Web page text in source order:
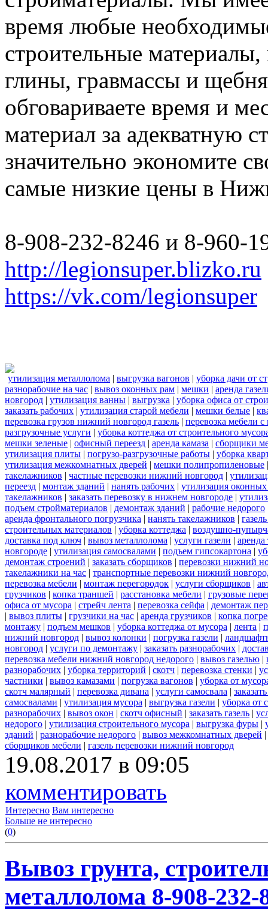
время любые
строительные материалы,
глины, гравмассы и
обговариваете время и
материал за адекватную
значительно экономите
самые низкие цены в
8-908-232-8246 и 8-960-
http://legionsuper.blizko.ru
https://vk.com/legionsuper
утилизация металлолома | выгрузка вагонов | уборка дачи от
разнорабочие на час | вывоз оконных рам | мешки | аренда
новгород | утилизация ванны | выгрузка | уборка офиса от
заказать рабочих | утилизация старой мебели | мешки белые |
перевозка грузов нижний новгород газель | перевозка мебели
разгрузочные услуги | уборка коттеджа от строительного
мешки зеленые | офисный переезд | аренда камаза | сборщики
утилизация плиты | погрузо-разгрузочные работы | уборка
утилизация межкомнатных дверей | мешки полипропиленовые
такелажников | частные перевозки нижний новгород |
переезд | монтаж зданий | нанять рабочих | утилизация
такелажников | заказать перевозку в нижнем новгороде |
подъем стройматериалов | демонтаж зданий | рабочие недорого
аренда фронтального погрузчика | нанять такелажников |
строительных материалов | уборка коттеджа | воздушно-
доставка под ключ | вывоз металлолома | услуги газели | аренда
новгороде | утилизация самосвалами | подъем гипсокартона |
демонтаж строений | заказать сборщиков | перевозки нижний
такелажники на час | транспортные перевозки нижний
перевозка мебели | монтаж перегородок | услуги сборщиков |
грузчиков | копка траншей | расстановка мебели | грузовые
офиса от мусора | стрейч лента | перевозка сейфа | демонтаж
| вывоз плиты | грузчики на час | аренда грузчиков | копка
монтажу | подъем мешков | уборка коттеджа от мусора | лента |
нижний новгород | вывоз колонки | погрузка газели |
новгород | услуги по демонтажу | заказать разнорабочих |
перевозка мебели нижний новгород недорого | вывоз газелью |
разнорабочих | уборка территорий | скотч | перевозка стенки |
частники | вывоз камазами | погрузка вагонов | уборка от
скотч малярный | перевозка дивана | услуги самосвала |
самосвалами | утилизация мусора | выгрузка газели | уборка от
разнорабочих | вывоз окон | скотч офисный | заказать газель |
недорого | утилизация строительного мусора | выгрузка фуры |
зданий | разнорабочие недорого | вывоз межкомнатных дверей |
сборщиков мебели | газель перевозки нижний новгород
19.08.2017 в 09:05
комментировать
Интересно Вам интересно
Больше не интересно
(0)
Вывоз грунта,
металлолома 8-908-232-